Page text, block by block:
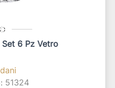
6 Pz Vetro
51324